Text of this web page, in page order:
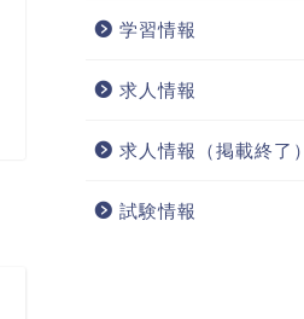
学習情報
求人情報
求人情報（掲載終了）
試験情報